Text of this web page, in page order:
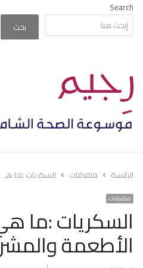
Search
بحث
الرئيسة متفرقات السكريات :ما
متفرقات
السكريات :ما
الأطعمة